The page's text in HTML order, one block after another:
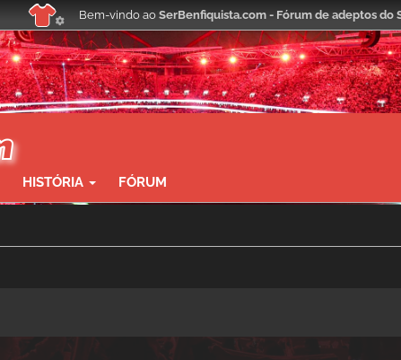
Bem-vindo ao SerBenfiquista.com - Fórum de adeptos do
HISTÓRIA FÓRUM